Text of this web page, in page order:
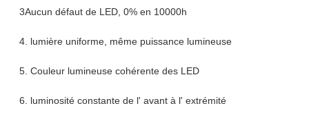
3Aucun défaut de LED, 0% en 10000h
4. lumière uniforme, même puissance lumineuse
5. Couleur lumineuse cohérente des LED
6. luminosité constante de l' avant à l' extrémité